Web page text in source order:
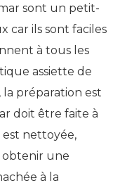
sont un petit-
car ils sont faciles
à tous les
assiette de
la préparation est
doit être faite à
est nettoyée,
obtenir une
à la